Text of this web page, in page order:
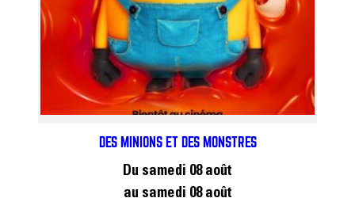
DES MINIONS ET DES MONSTRES
Du samedi 08 août
au samedi 08 août